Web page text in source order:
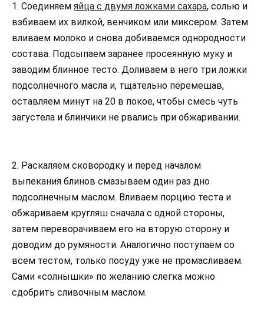
1. Соединяем яйца с двумя ложками сахара, солью и
взбиваем их вилкой, венчиком или миксером. Затем
вливаем молоко и снова добиваемся однородности
состава. Подсыпаем заранее просеянную муку и
заводим блинное тесто. Доливаем в него три ложки
подсолнечного масла и, тщательно перемешав,
оставляем минут на 20 в покое, чтобы смесь чуть
загустела и блинчики не рвались при обжаривании.
2. Раскаляем сковородку и перед началом
выпекания блинов смазываем один раз дно
подсолнечным маслом. Вливаем порцию теста и
обжариваем кругляш сначала с одной стороны,
затем переворачиваем его на вторую сторону и
доводим до румяности. Аналогично поступаем со
всем тестом, только посуду уже не промасливаем.
Сами «солнышки» по желанию слегка можно
сдобрить сливочным маслом.